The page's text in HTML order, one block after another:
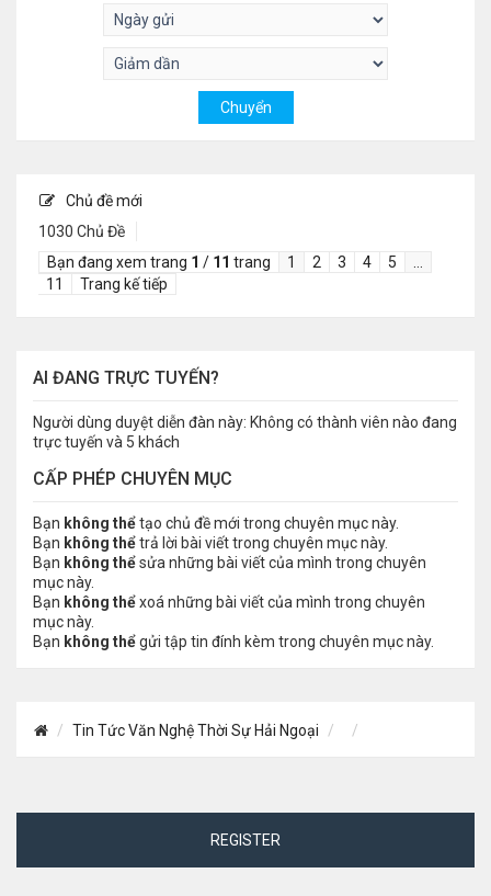
Chủ đề mới
1030 Chủ Đề
Bạn đang xem trang 1 / 11 trang 1 2 3 4 5
11
Trang kế tiếp
AI ĐANG TRỰC TUYẾN?
Người dùng duyệt diễn đàn này: Không có thành viên nào đang
trực tuyến và 5 khách
CẤP PHÉP CHUYÊN MỤC
Bạn không thểtạo chủ đề mới trong chuyên mục này.
Bạn không thểtrả lời bài viết trong chuyên mục này.
Bạn không thểsửa những bài viết của mình trong chuyên
mục này.
Bạn không thểxoá những bài viết của mình trong chuyên
mục này.
Bạn không thểgửi tập tin đính kèm trong chuyên mục này.
Tin Tức Văn Nghệ Thời Sự Hải Ngoại
REGISTER